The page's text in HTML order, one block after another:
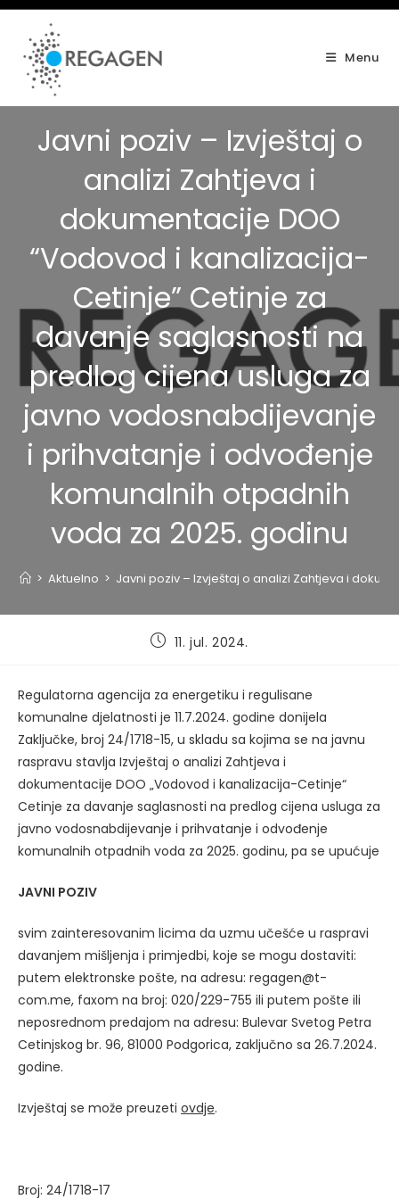
Skip
content
Menu
Javni poziv – Izvještaj o
analizi Zahtjeva i
dokumentacije DOO
“Vodovod i kanalizacija-
Cetinje” Cetinje za
davanje saglasnosti na
predlog cijena usluga za
javno vodosnabdijevanje
i prihvatanje i odvođenje
komunalnih otpadnih
voda za 2025. godinu
> Aktuelno > Javni poziv – Izvještaj o analizi Zahtjeva i
Post11. jul. 2024.
Regulatorna agencija za energetiku i regulisane
komunalne djelatnosti je 11.7.2024. godine donijela
Zaključke, broj 24/1718-15, u skladu sa kojima se na javnu
raspravu stavlja Izvještaj o analizi Zahtjeva i
dokumentacije DOO „Vodovod i kanalizacija-Cetinje“
Cetinje za davanje saglasnosti na predlog cijena usluga za
javno vodosnabdijevanje i prihvatanje i odvođenje
komunalnih otpadnih voda za 2025. godinu, pa se upućuje
JAVNI POZIV
svim zainteresovanim licima da uzmu učešće u raspravi
davanjem mišljenja i primjedbi, koje se mogu dostaviti:
putem elektronske pošte, na adresu: regagen@t-
com.me, faxom na broj: 020/229-755 ili putem pošte ili
neposrednom predajom na adresu: Bulevar Svetog Petra
Cetinjskog br. 96, 81000 Podgorica, zaključno sa 26.7.2024.
godine.
Izvještaj se može preuzeti ovdje.
Broj: 24/1718-17